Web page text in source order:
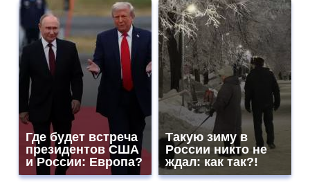
Где будет встреча
президентов США
и России: Европа?
Такую зиму в
России никто не
ждал: как так?!